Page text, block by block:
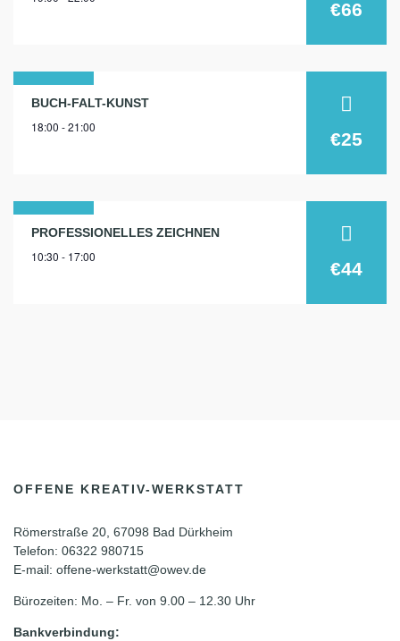
€66
28
okt.
BUCH-FALT-KUNST
18:00 - 21:00
€25
07
sep.
PROFESSIONELLES ZEICHNEN
10:30 - 17:00
€44
OFFENE KREATIV-WERKSTATT
Römerstraße 20, 67098 Bad Dürkheim
Telefon: 06322 980715
E-mail: offene-werkstatt@owev.de
Bürozeiten: Mo. – Fr. von 9.00 – 12.30 Uhr
Bankverbindung: